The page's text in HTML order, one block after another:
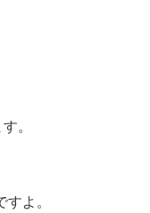
。
よ。